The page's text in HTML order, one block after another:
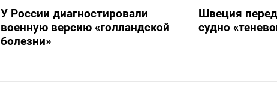
У России диагностировали
военную версию «голландской
болезни»
Швеция
судно